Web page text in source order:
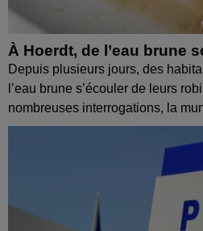
À Hoerdt, de l’eau brune
Depuis plusieurs jours, des
l’eau brune s’écouler de leurs
nombreuses interrogations, la